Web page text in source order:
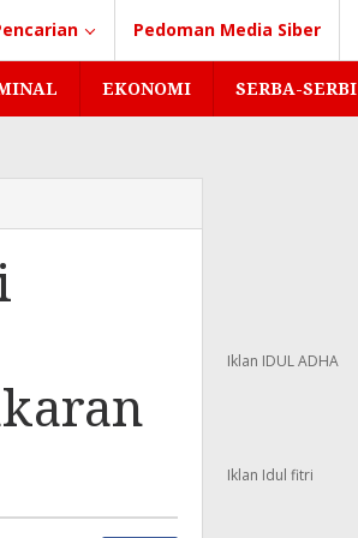
Pedoman Media Siber
EKONOMI SERBA-SERBI
Iklan IDUL ADHA
Iklan Idul fitri